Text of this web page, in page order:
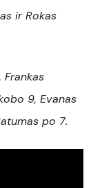
ir Rokas
Frankas
9, Evanas
po 7.